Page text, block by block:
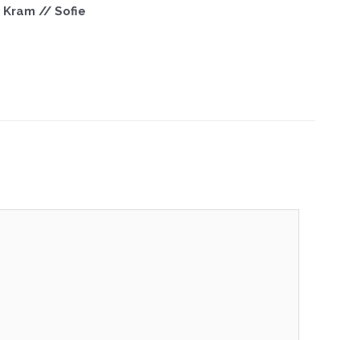
Kram // Sofie